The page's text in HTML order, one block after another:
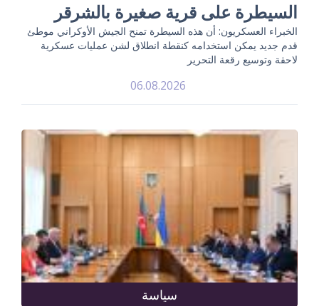
السيطرة على قرية صغيرة بالشرقر
الخبراء العسكريون: أن هذه السيطرة تمنح الجيش الأوكراني موطئ
قدم جديد يمكن استخدامه كنقطة انطلاق لشن عمليات عسكرية
لاحقة وتوسيع رقعة التحرير
06.08.2026
سياسة